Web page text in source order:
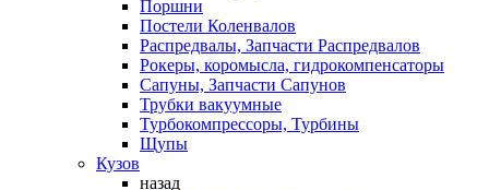
Поршни
Постели Коленвалов
Распредвалы, Запчасти Распредвалов
Рокеры, коромысла, гидрокомпенсаторы
Сапуны, Запчасти Сапунов
Трубки вакуумные
Турбокомпрессоры, Турбины
Щупы
Кузов
назад